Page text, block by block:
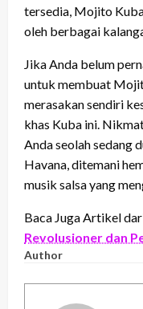
tersedia, Mojito
oleh berbagai
Jika Anda belum
untuk membuat
merasakan sendiri
khas Kuba ini.
Anda seolah sedang
Havana, ditemani
musik salsa yang
Baca Juga Artikel
Revolusioner dan
Author